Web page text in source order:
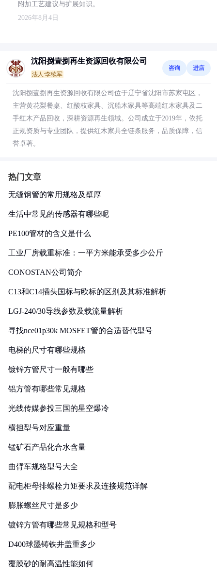
附加工艺建议与扩展知识。
2026年8月4日
沈阳捌壹捌再生资源回收有限公司
法人:李续军
咨询 进店
沈阳捌壹捌再生资源回收有限公司位于辽宁省沈阳市苏家屯区，
主营黄花梨餐桌、红酸枝家具、沉船木家具等高端红木家具及二
手红木产品回收，深耕资源再生领域。公司成立于2019年，依托
正规资质与专业团队，提供红木家具全链条服务，品质保障，信
誉卓著。
热门文章
无缝钢管的常用规格及壁厚
生活中常见的传感器有哪些呢
PE100管材的含义是什么
工业厂房载重标准：一平方米能承受多少公斤
CONOSTAN公司简介
C13和C14插头国标与欧标的区别及其标准解析
LGJ-240/30导线参数及载流量解析
寻找nce01p30k MOSFET管的合适替代型号
电梯的尺寸有哪些规格
镀锌方管尺寸一般有哪些
铝方管有哪些常见规格
光线传媒参投三国的星空爆冷
横担型号对应重量
锰矿石产品化合水含量
曲臂车规格型号大全
配电柜母排螺栓力矩要求及连接规范详解
膨胀螺丝尺寸是多少
镀锌方管有哪些常见规格和型号
D400球墨铸铁井盖重多少
覆膜砂的耐高温性能如何